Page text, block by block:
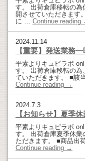
す。 出荷倉庫移転の
開させていただきます
に … Continue reading
2024.11.14
【重要】発送業務
平素よりキュピラボ
す。 出荷倉庫移転の
ていただきます。 ■該
Continue reading →
2024.7.3
【お知らせ】夏季
平素よりキュピラボ
す。 出荷倉庫夏季休
ただきます。 ■商品出
Continue reading →